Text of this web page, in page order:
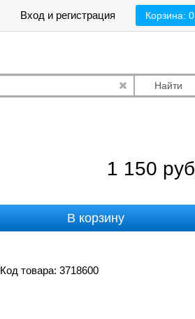
Корзина: 0
Вход и регистрация
Найти
1 150 руб.
В корзину
Код товара: 3718600